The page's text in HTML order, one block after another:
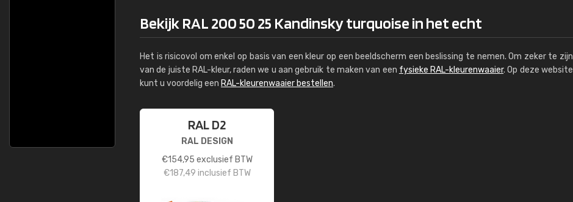
Bekijk RAL 200 50 25 Kandinsky turquoise in het echt
Het is risicovol om enkel op basis van een kleur op een beeldscherm een beslissing te nemen. Om zeker te zijn
van de juiste RAL-kleur, raden we u aan gebruik te maken van een fysieke RAL-kleurenwaaier. Op deze website
kunt u voordelig een RAL-kleurenwaaier bestellen.
RAL D2
RAL DESIGN
€154,95 exclusief BTW
€187,49 inclusief BTW